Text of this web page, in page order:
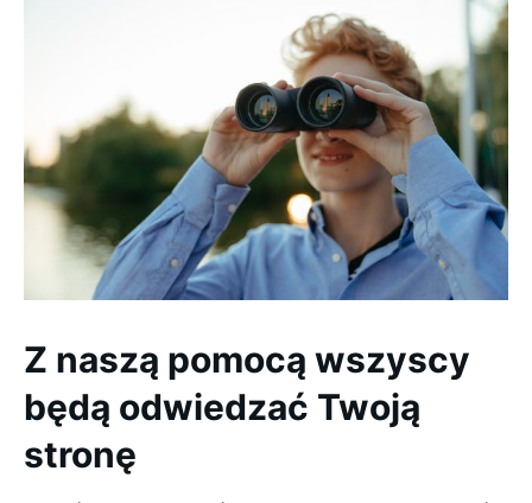
Z naszą pomocą wszyscy
będą odwiedzać Twoją
stronę